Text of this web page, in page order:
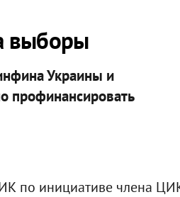
выборы
Украины и
профинансировать
по инициативе члена